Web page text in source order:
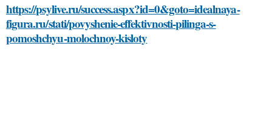
https://psylive.ru/success.aspx?id=0&goto=idealnaya-
figura.ru/stati/povyshenie-effektivnosti-pilinga-s-
pomoshchyu-molochnoy-kisloty